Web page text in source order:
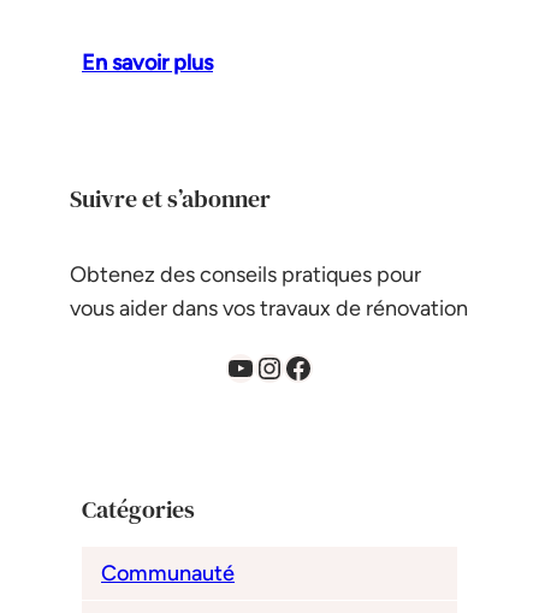
En savoir plus
Suivre et s’abonner
Obtenez des conseils pratiques pour
vous aider dans vos travaux de rénovation
YouTube Instagram Facebook
Catégories
Communauté